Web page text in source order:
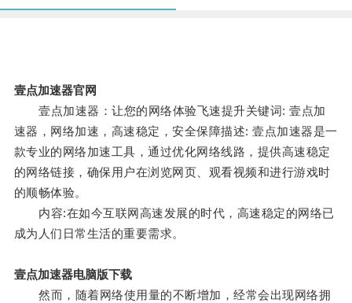
壹点加速器官网
壹点加速器：让您的网络体验飞速提升关键词: 壹点加
速器，网络加速，高速稳定，安全保障描述: 壹点加速器是一
款专业的网络加速工具，通过优化网络线路，提供高速稳定
的网络链接，确保用户在浏览网页、观看视频和进行游戏时
的顺畅体验。
内容:在如今互联网高速发展的时代，高速稳定的网络已
成为人们日常生活的重要需求。
壹点加速器电脑版下载
然而，随着网络使用量的不断增加，经常会出现网络拥